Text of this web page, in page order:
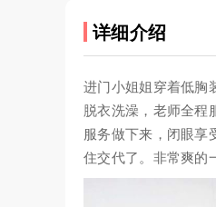
详细介绍
进门小姐姐穿着低胸
脱衣洗澡，老师全程
服务做下来，闭眼享
住交代了。非常爽的